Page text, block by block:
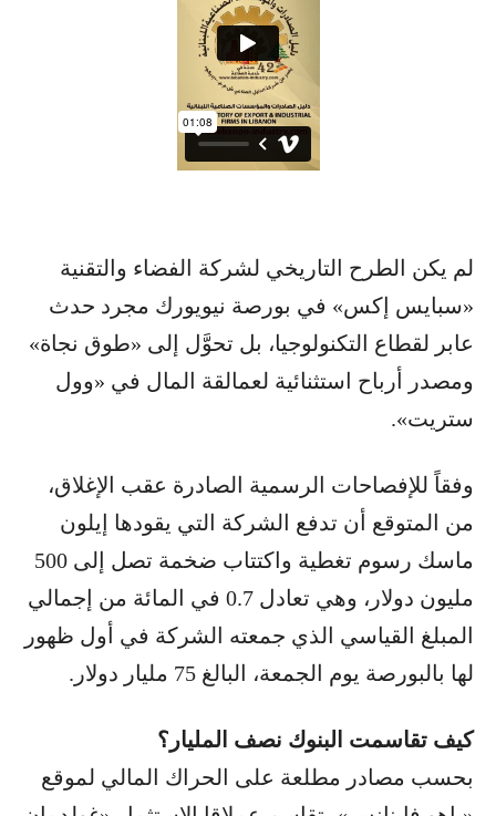
لم يكن الطرح التاريخي لشركة الفضاء والتقنية
«سبايس إكس» في بورصة نيويورك مجرد حدث
عابر لقطاع التكنولوجيا، بل تحوَّل إلى «طوق نجاة»
ومصدر أرباح استثنائية لعمالقة المال في «وول
ستريت».
وفقاً للإفصاحات الرسمية الصادرة عقب الإغلاق،
من المتوقع أن تدفع الشركة التي يقودها إيلون
ماسك رسوم تغطية واكتتاب ضخمة تصل إلى 500
مليون دولار، وهي تعادل 0.7 في المائة من إجمالي
المبلغ القياسي الذي جمعته الشركة في أول ظهور
لها بالبورصة يوم الجمعة، البالغ 75 مليار دولار.
كيف تقاسمت البنوك نصف المليار؟
بحسب مصادر مطلعة على الحراك المالي لموقع